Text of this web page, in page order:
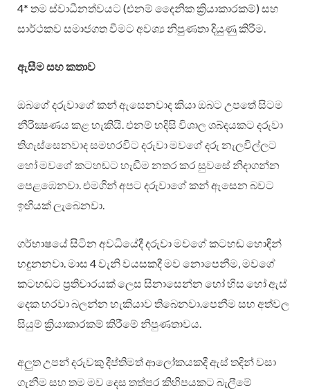
4* තම ස්වාධීනත්වයට (එනම් දෛනික ක්‍රියාකාරකම්) සහ
සාර්ථකව සමාජගත වීමට අවශ්‍ය නිපුණතා දියුණු කිරීම.
ඇසීම සහ කතාව
ඔබගේ දරුවාගේ කන් ඇසෙනවාද කියා ඔබට උපතේ සිටම
නීරික්‍ෂණය කළ හැකියි. එනම් හදිසි විශාල ශබ්දයකට දරුවා
තිගැස්සෙනවාද සමහරවිට දරුවා මවගේ දරු නැලවිල්ලට
හෝ මවගේ කටහඬට හැඬීම නතර කර සුවසේ නිදාගන්න
පෙළඹෙනවා. එමගින් අපට දරුවාගේ කන් ඇසෙන බවට
ඉඟියක් ලැබෙනවා.
ගර්භාෂයේ සිටින අවධියේදී දරුවා මවගේ කටහඬ හොඳින්
හඳුනනවා. මාස 4 වැනි වයසකදී මව නොපෙනීම, මවගේ
කටහඬට ප්‍රතිචාරයක් ලෙස සිනාසෙන්න හෝ හිස හෝ ඇස්
දෙක හරවා බලන්න හැකියාව තිබෙනවා.පෙනීම සහ අත්වල
සියුම් ක්‍රියාකාරකම් කිරීමේ නිපුණතාවය.
අලුත උපන් දරුවකු දීප්තිමත් ආලෝකයකදී ඇස් තදින් වසා
ගැනීම සහ තම මව දෙස තත්පර කිහිපයකට බැලීමේ